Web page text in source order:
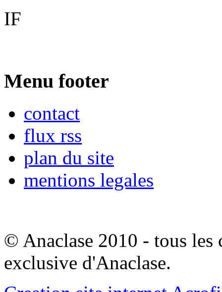
IF
Menu footer
contact
flux rss
plan du site
mentions legales
© Anaclase 2010 - tous les
exclusive d'Anaclase.